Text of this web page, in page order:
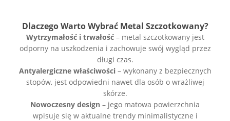
Dlaczego Warto Wybrać Metal Szczotkowany?
Wytrzymałość i trwałość– metal szczotkowany jest
odporny na uszkodzenia i zachowuje swój wygląd przez
długi czas.
Antyalergiczne właściwości– wykonany z bezpiecznych
stopów, jest odpowiedni nawet dla osób o wrażliwej
skórze.
Nowoczesny design – jego matowa powierzchnia
wpisuje się w aktualne trendy minimalistyczne i